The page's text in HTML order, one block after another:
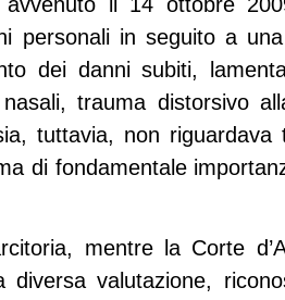
personali in seguito a
dei danni subiti,
trauma distorsivo
tuttavia, non
di fondamentale
mentre la Corte
valutazione,